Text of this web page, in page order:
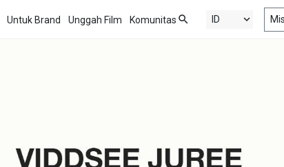
Untuk Brand Unggah Film Komunitas
Kejahatan Politik
Film yang sedang jadi tren, dalam
jangkauanmu